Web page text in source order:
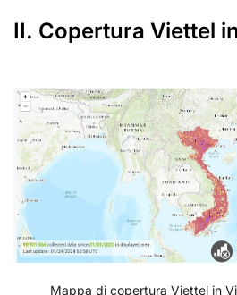
II. Copertura Viettel
Mappa di copertura Viettel in